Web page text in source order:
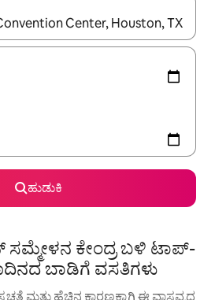
ಅಪ್ ಮತ್ತು ಡೌನ್ ಬಾಣದ ಕೀಲಿಗಳೊಂದಿಗೆ
ಹುಡುಕಿ
ಕೇಂದ್ರ ಬಳಿ ಟಾಪ್-
ಬಾಡಿಗೆ ವಸತಿಗಳು
ಮತ್ತು ಹೆಚ್ಚಿನ ಕಾರಣಕ್ಕಾಗಿ ಈ ವಾಸ್ತವ್ಯದ